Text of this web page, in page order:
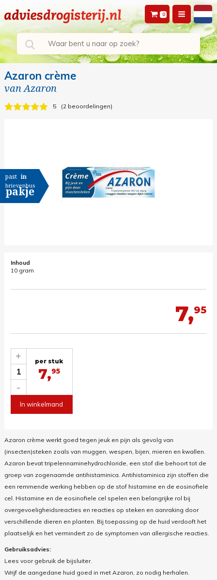
0
Azaron crème
vanAzaron
5 2 beoordelingen
past in
brievenbus
pakje
Inhoud
10 gram
7,95
1
-
+ per stuk
7,95
In winkelmand
Azaron crème werkt goed tegen jeuk en pijn als gevolg van
(insecten)steken zoals van muggen, wespen, bijen, mieren en kwallen.
Azaron bevat tripelennaminehydrochloride, een stof die behoort tot de
groep van zogenaamde antihistaminica. Antihistaminica zijn stoffen die
een remmende werking hebben op de stof histamine en de eosinofiele
cel. Histamine en de eosinofiele cel spelen een belangrijke rol bij
overgevoeligheidsreacties en reacties op steken en aanraking door
verschillende dieren en planten. Bij toepassing op de huid verdooft het
plaatselijk en het vermindert zo de symptomen van allergische reacties.
Gebruiksadvies:
Lees voor gebruik de bijsluiter.
Wrijf de aangedane huid goed in met Azaron, zo nodig herhalen.